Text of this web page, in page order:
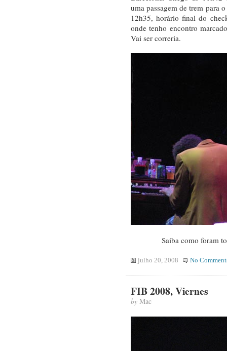
uma passagem de trem para
12h35, horário final do
onde tenho encontro
Vai ser correria.
Saiba como foram
julho 20, 2008 No
FIB 2008, Viernes
byMac